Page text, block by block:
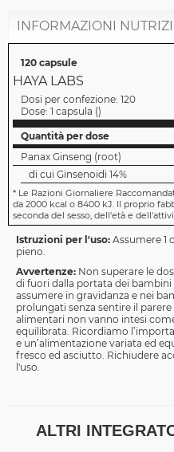
INFORMAZIONI
120 capsule
HAYA LABS
Dosi per confezione: 120
Dose: 1 capsula ()
Quantità per dose
Panax Ginseng (root)
di cui Ginsenoidi 14%
* Le Razioni Giornaliere
da 2000 kcal o 8400 kJ. Il proprio
seconda del sesso, dell'età e
Istruzioni per l'uso: Assumere 1
pieno.
Avvertenze: Non superare le
di fuori dalla portata dei
assumere in gravidanza e nei
prolungati senza sentire il
alimentari non vanno intesi
equilibrata. Ricordiamo
e un’alimentazione variata ed
fresco ed asciutto. Richiudere
l'uso.
ALTRI